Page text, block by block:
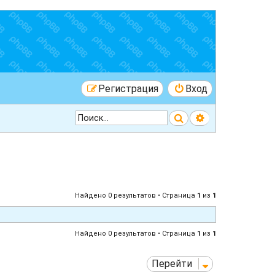
Вход
Регистрация
ПоискРасширенный
Найдено 0 результатов • Страница 1 из 1
Найдено 0 результатов • Страница 1 из 1
Перейти